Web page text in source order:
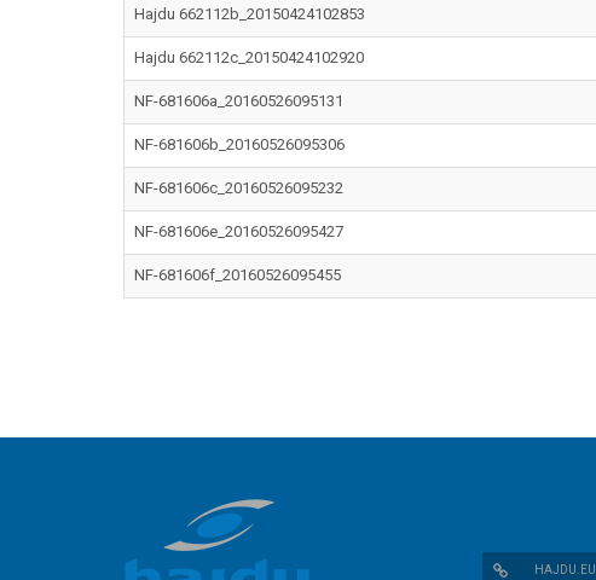
Hajdu 662112b_20150424102853
Hajdu 662112c_20150424102920
NF-681606a_20160526095131
NF-681606b_20160526095306
NF-681606c_20160526095232
NF-681606e_20160526095427
NF-681606f_20160526095455
HAJDU.EU